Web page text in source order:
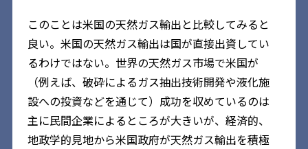
このことは米国の天然ガス輸出と比較してみると
良い。米国の天然ガス輸出は国が直接出資してい
るわけではない。世界の天然ガス市場で米国が
（例えば、破砕によるガス抽出技術開発や液化施
設への投資などを通じて）成功を収めているのは
主に民間企業によるところが大きいが、経済的、
地政学的見地から米国政府が天然ガス輸出を積極